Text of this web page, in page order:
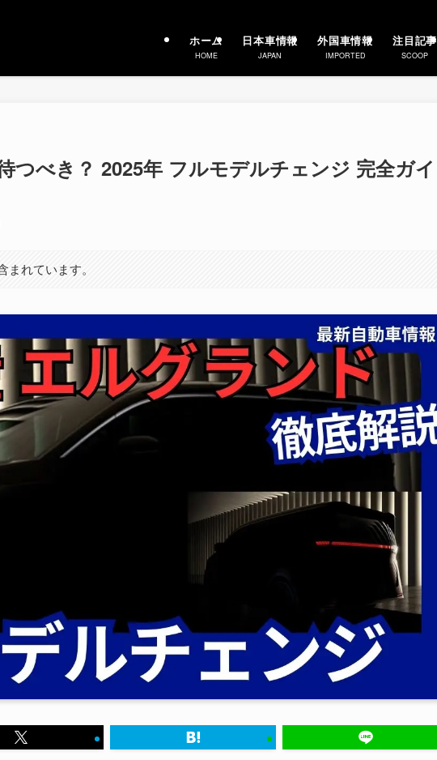
ホーム
HOME
日本車情報
JAPAN
外国車情報
IMPORTED
注目記事
SCOOP
つべき？ 2025年 フルモデルチェンジ 完全ガイ
れています。